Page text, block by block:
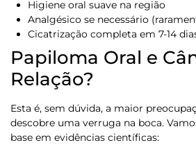
Higiene oral suave na região
Analgésico se necessário
Cicatrização completa em 7-14
Papiloma Oral e
Relação?
Esta é, sem dúvida, a maior
descobre uma verruga na boca.
base em evidências científicas: